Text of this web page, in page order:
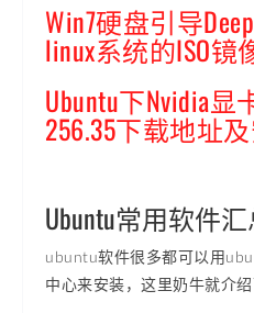
Win7硬盘引导
linux系统的ISO镜
Ubuntu下Nvidia
256.35下载地址
Ubuntu常用软件汇
ubuntu软件很多都可以用
中心来安装，这里奶牛就介绍